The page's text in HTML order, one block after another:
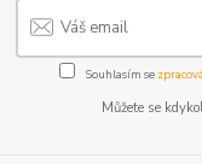
Souhlasím se
Můžete se